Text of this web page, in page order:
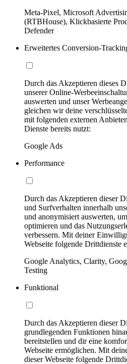
Meta-Pixel, Microsoft
(RTBHouse), Klickbasierte
Defender
Erweitertes Conversion-
Durch das Akzeptieren dieses
unserer Online-
auswerten und unser
gleichen wir deine
mit folgenden externen
Dienste bereits nutzt:
Google Ads
Performance
Durch das Akzeptieren dieser
und Surfverhalten innerhalb
und anonymisiert auswerten,
optimieren und das
verbessern. Mit deiner
Webseite folgende Drittdienste
Google Analytics, Clarity,
Testing
Funktional
Durch das Akzeptieren dieser
grundlegenden Funktionen
bereitstellen und dir eine
Webseite ermöglichen. Mit
dieser Webseite folgende